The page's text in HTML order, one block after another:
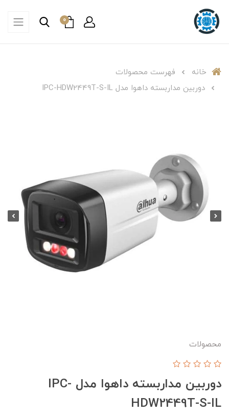
0
خانه
فهرست محصولات
دوربین مداربسته داهوا مدل IPC-HDW2449T-S-IL
محصولات
دوربین مداربسته داهوا مدل IPC-
HDW2449T-S-IL